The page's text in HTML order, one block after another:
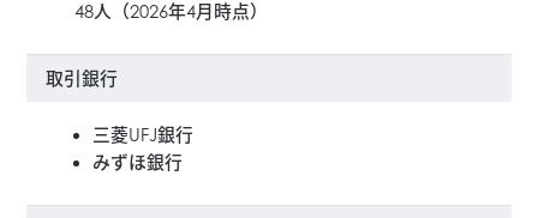
48人（2026年4月時点）
取引銀行
三菱UFJ銀行
みずほ銀行